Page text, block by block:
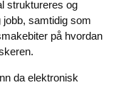
struktureres og
samtidig som
på hvordan
da elektronisk